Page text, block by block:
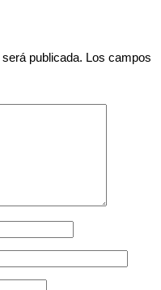
publicada. Los campos